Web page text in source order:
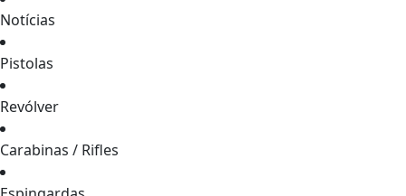
Notícias
Pistolas
Revólver
Carabinas / Rifles